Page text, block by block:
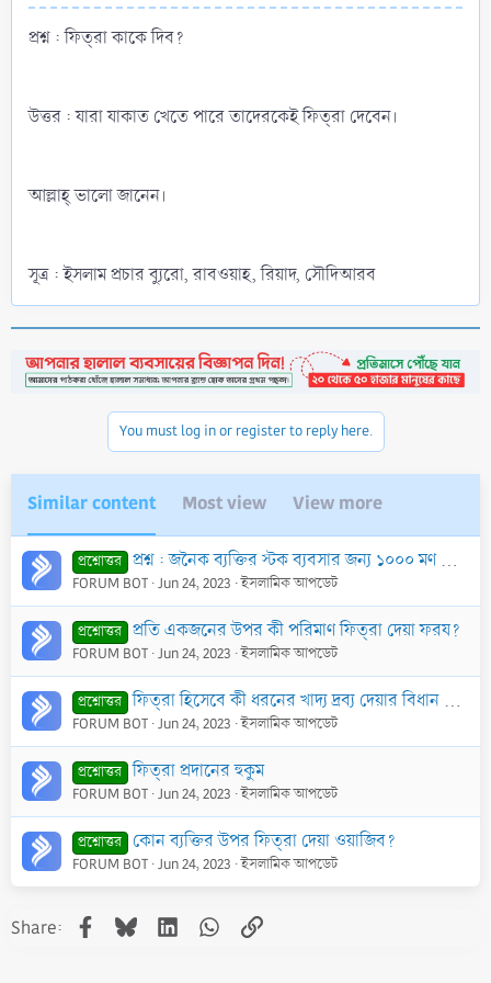
প্রশ্ন : ফিত্‌রা কাকে দিব?
উত্তর : যারা যাকাত খেতে পারে তাদেরকেই ফিত্‌রা দেবেন।
আল্লাহ্‌ ভালো জানেন।
সূত্র : ইসলাম প্রচার ব্যুরো, রাবওয়াহ, রিয়াদ, সৌদিআরব
You must log in or register to reply here.
Similar content Most view View more
প্রশ্নোত্তর প্রশ্ন : জনৈক ব্যক্তির স্টক ব্যবসার জন্য ১০০০ মণ ধান কেনা রয়েছে। এক্ষণে তিনি ওশর দিবেন না যাকাত দিবেন?
FORUM BOT Jun 24, 2023 ইসলামিক আপডেট
প্রশ্নোত্তর প্রতি একজনের উপর কী পরিমাণ ফিত্‌রা দেয়া ফরয?
FORUM BOT Jun 24, 2023 ইসলামিক আপডেট
প্রশ্নোত্তর ফিত্‌রা হিসেবে কী ধরনের খাদ্য দ্রব্য দেয়ার বিধান আছে?
FORUM BOT Jun 24, 2023 ইসলামিক আপডেট
প্রশ্নোত্তর ফিত্‌রা প্রদানের হুকুম
FORUM BOT Jun 24, 2023 ইসলামিক আপডেট
প্রশ্নোত্তর কোন ব্যক্তির উপর ফিত্‌রা দেয়া ওয়াজিব?
FORUM BOT Jun 24, 2023 ইসলামিক আপডেট
Share: Facebook
BlueskyLinkedInWhatsApp
Link